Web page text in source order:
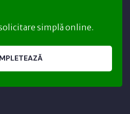
simplă online.